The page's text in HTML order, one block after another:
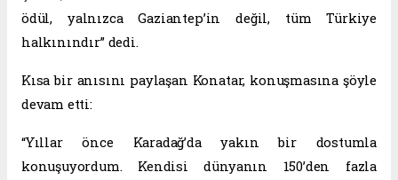
ödül, yalnızca Gaziantep’in değil, tüm Türkiye
halkınındır” dedi.
Kısa bir anısını paylaşan Konatar, konuşmasına şöyle
devam etti:
“Yıllar önce Karadağ’da yakın bir dostumla
konuşuyordum. Kendisi dünyanın 150’den fazla